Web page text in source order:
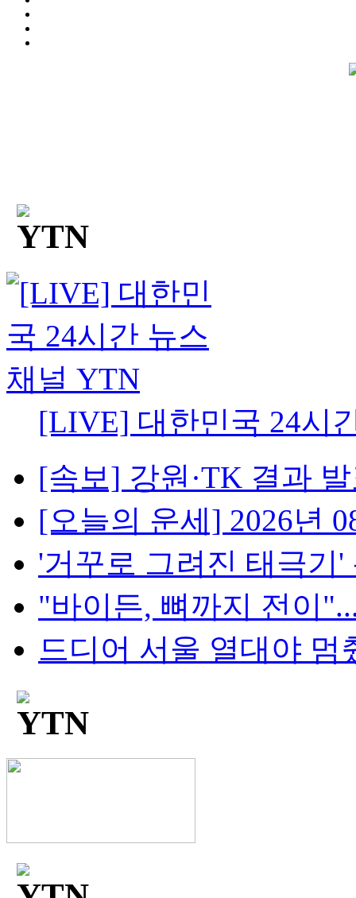
[LIVE] 대한민국 24시
[속보] 강원·TK 결과
[오늘의 운세] 2026년
'거꾸로 그려진 태극기'
"바이든, 뼈까지 전이
드디어 서울 열대야 멈